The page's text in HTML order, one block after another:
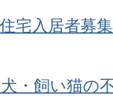
宅入居者募
・飼い猫の